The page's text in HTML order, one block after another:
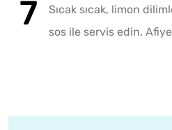
Sıcak sıcak, limon
sos ile servis edin.